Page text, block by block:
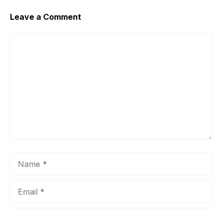
Leave a Comment